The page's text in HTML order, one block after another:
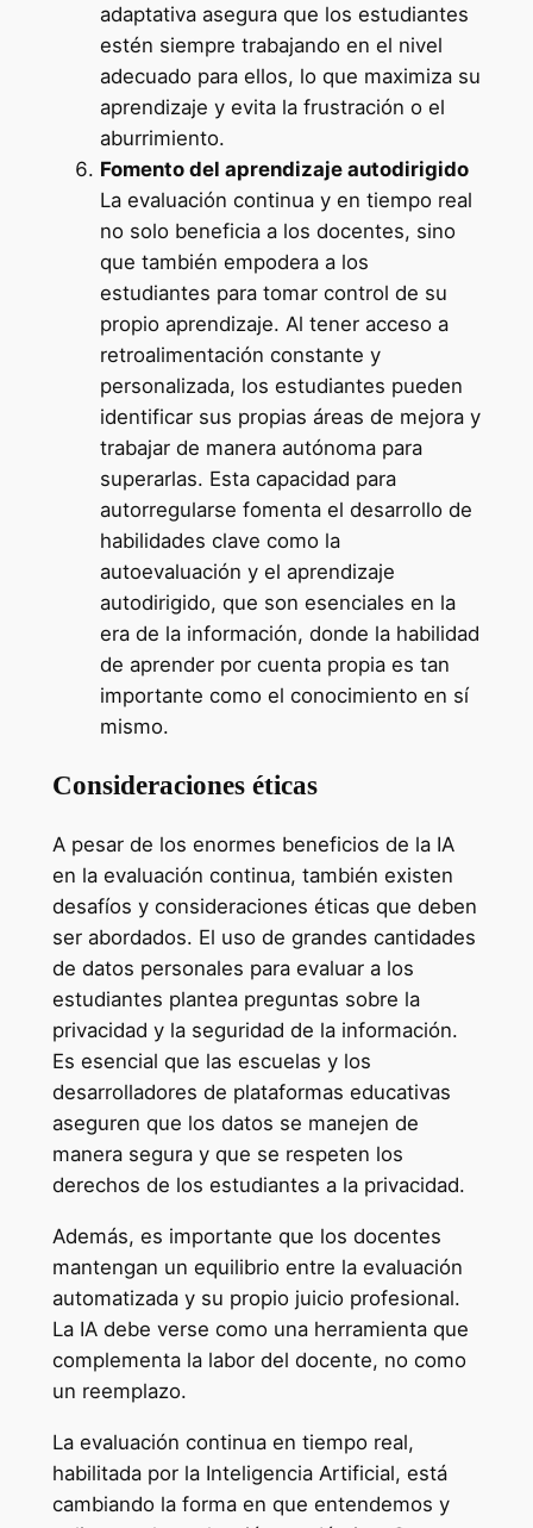
adaptativa asegura que los estudiantes
estén siempre trabajando en el nivel
adecuado para ellos, lo que maximiza su
aprendizaje y evita la frustración o el
aburrimiento.
Fomento del aprendizaje autodirigido
La evaluación continua y en tiempo real
no solo beneficia a los docentes, sino
que también empodera a los
estudiantes para tomar control de su
propio aprendizaje. Al tener acceso a
retroalimentación constante y
personalizada, los estudiantes pueden
identificar sus propias áreas de mejora y
trabajar de manera autónoma para
superarlas. Esta capacidad para
autorregularse fomenta el desarrollo de
habilidades clave como la
autoevaluación y el aprendizaje
autodirigido, que son esenciales en la
era de la información, donde la habilidad
de aprender por cuenta propia es tan
importante como el conocimiento en sí
mismo.
Consideraciones éticas
A pesar de los enormes beneficios de la IA
en la evaluación continua, también existen
desafíos y consideraciones éticas que deben
ser abordados. El uso de grandes cantidades
de datos personales para evaluar a los
estudiantes plantea preguntas sobre la
privacidad y la seguridad de la información.
Es esencial que las escuelas y los
desarrolladores de plataformas educativas
aseguren que los datos se manejen de
manera segura y que se respeten los
derechos de los estudiantes a la privacidad.
Además, es importante que los docentes
mantengan un equilibrio entre la evaluación
automatizada y su propio juicio profesional.
La IA debe verse como una herramienta que
complementa la labor del docente, no como
un reemplazo.
La evaluación continua en tiempo real,
habilitada por la Inteligencia Artificial, está
cambiando la forma en que entendemos y